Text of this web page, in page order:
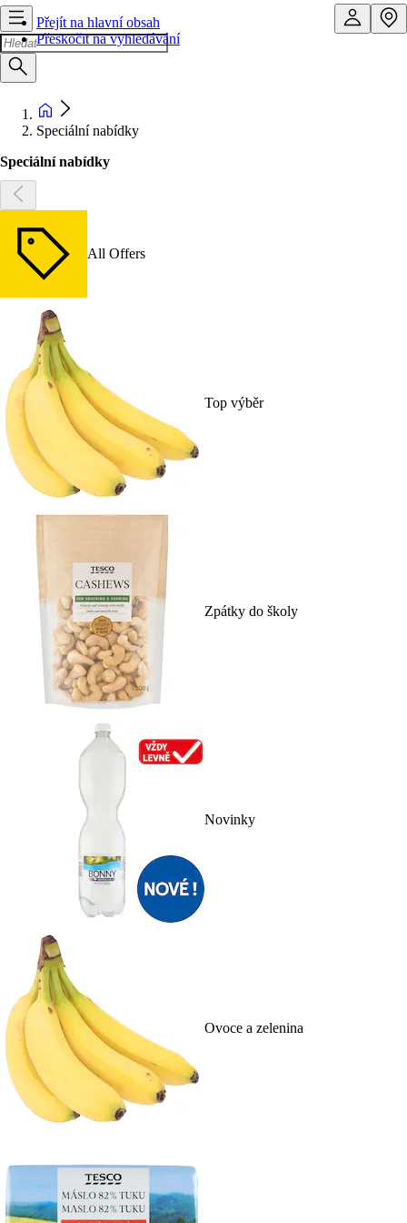
Přejít na hlavní obsah
Přeskočit na vyhledávání
Speciální nabídky
Speciální nabídky
All Offers
Top výběr
Zpátky do školy
Novinky
Ovoce a zelenina